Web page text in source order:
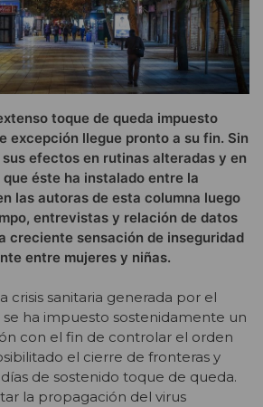
toque de queda impuesto
excepción llegue pronto a su fin. Sin
efectos en rutinas alteradas y en
éste ha instalado entre la
las autoras de esta columna luego
entrevistas y relación de datos
creciente sensación de inseguridad
entre mujeres y niñas.
crisis sanitaria generada por el
se ha impuesto sostenidamente un
con el fin de controlar el orden
el cierre de fronteras y
de sostenido toque de queda.
la propagación del virus